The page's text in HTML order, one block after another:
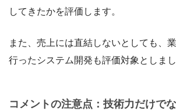
してきたかを評価します。
また、売上には直結しないとしても、
行ったシステム開発も評価対象としまし
コメントの注意点：技術力だけで